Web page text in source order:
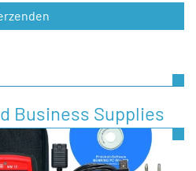
Business Supplies